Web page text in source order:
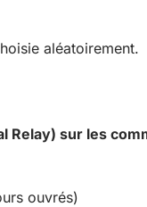
aléatoirement.
Relay) sur les
ouvrés)